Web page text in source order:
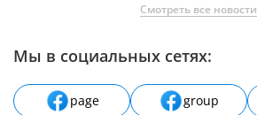
Смотреть все новости
Мы в социальных сетях:
page group